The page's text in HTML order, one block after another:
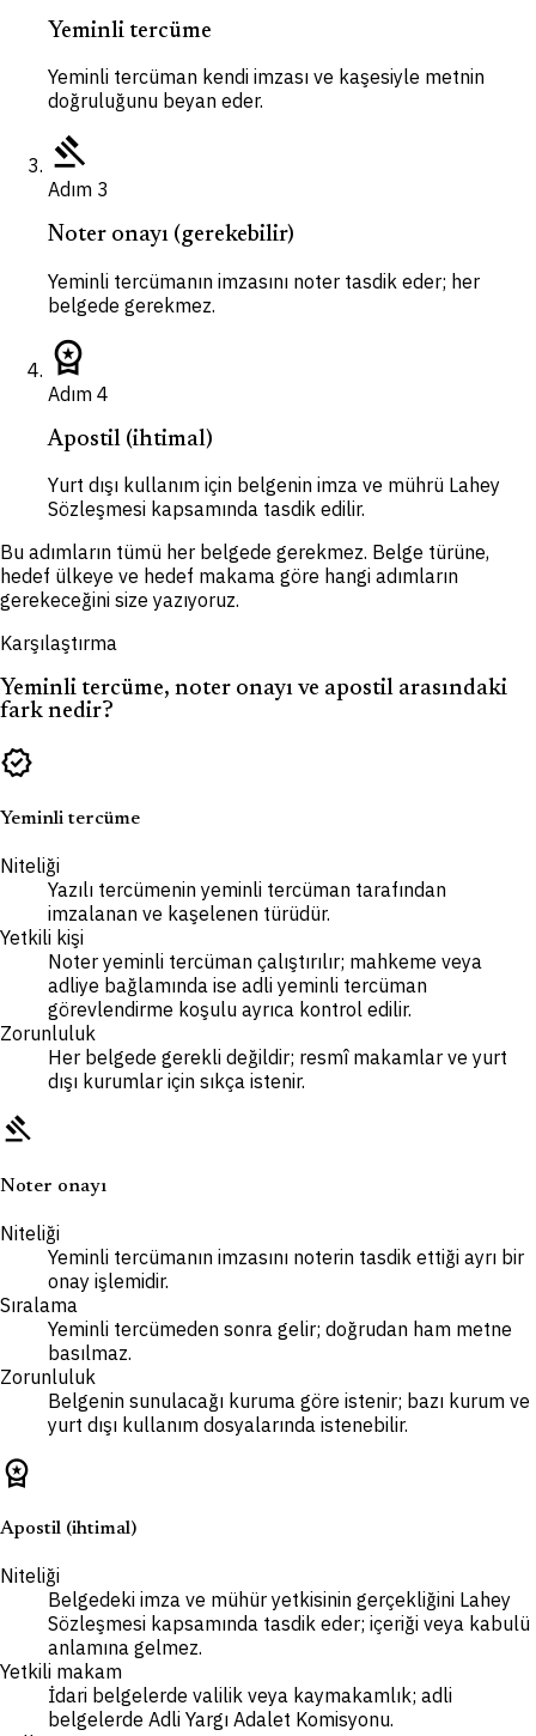
Yeminli tercüme
Yeminli tercüman kendi imzası ve kaşesiyle metnin
doğruluğunu beyan eder.
gavel
Adım 3
Noter onayı (gerekebilir)
Yeminli tercümanın imzasını noter tasdik eder; her
belgede gerekmez.
workspace_premium
Adım 4
Apostil (ihtimal)
Yurt dışı kullanım için belgenin imza ve mührü Lahey
Sözleşmesi kapsamında tasdik edilir.
Bu adımların tümü her belgede gerekmez. Belge türüne,
hedef ülkeye ve hedef makama göre hangi adımların
gerekeceğini size yazıyoruz.
Karşılaştırma
Yeminli tercüme, noter onayı ve apostil arasındaki
fark nedir?
verified
Yeminli tercüme
Niteliği
Yazılı tercümenin yeminli tercüman tarafından
imzalanan ve kaşelenen türüdür.
Yetkili kişi
Noter yeminli tercüman çalıştırılır; mahkeme veya
adliye bağlamında ise adli yeminli tercüman
görevlendirme koşulu ayrıca kontrol edilir.
Zorunluluk
Her belgede gerekli değildir; resmî makamlar ve yurt
dışı kurumlar için sıkça istenir.
gavel
Noter onayı
Niteliği
Yeminli tercümanın imzasını noterin tasdik ettiği ayrı bir
onay işlemidir.
Sıralama
Yeminli tercümeden sonra gelir; doğrudan ham metne
basılmaz.
Zorunluluk
Belgenin sunulacağı kuruma göre istenir; bazı kurum ve
yurt dışı kullanım dosyalarında istenebilir.
workspace_premium
Apostil (ihtimal)
Niteliği
Belgedeki imza ve mühür yetkisinin gerçekliğini Lahey
Sözleşmesi kapsamında tasdik eder; içeriği veya kabulü
anlamına gelmez.
Yetkili makam
İdari belgelerde valilik veya kaymakamlık; adli
belgelerde Adli Yargı Adalet Komisyonu.